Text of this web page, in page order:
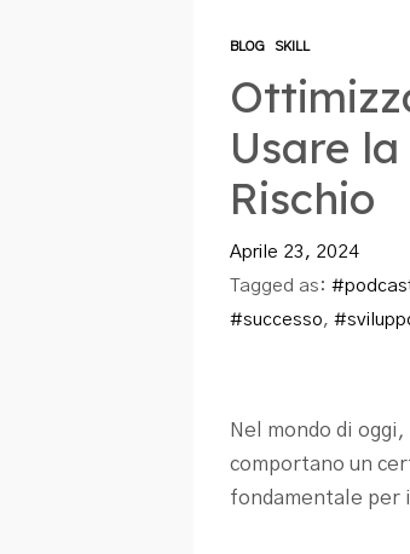
BLOG SKILL
Usare
Rischio
Aprile 23, 2024
Tagged as:
#successo,
Nel mondo di
comportano un
fondamentale per